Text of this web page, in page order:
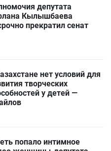
депутата
Кылышбаева
прекратил сенат
нет условий для
творческих
у детей —
попало интимное